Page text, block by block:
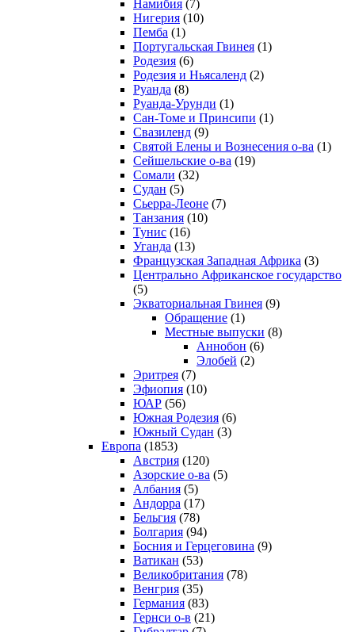
Намибия (7)
Нигерия (10)
Пемба (1)
Португальская Гвинея (1)
Родезия (6)
Родезия и Ньясаленд (2)
Руанда (8)
Руанда-Урунди (1)
Сан-Томе и Принсипи (1)
Свазиленд (9)
Святой Елены и Вознесения о-ва (1)
Сейшельские о-ва (19)
Сомали (32)
Судан (5)
Сьерра-Леоне (7)
Танзания (10)
Тунис (16)
Уганда (13)
Французская Западная Африка (3)
Центрально Африканское государство
(5)
Экваториальная Гвинея (9)
Обращение (1)
Местные выпуски (8)
Аннобон (6)
Элобей (2)
Эритрея (7)
Эфиопия (10)
ЮАР (56)
Южная Родезия (6)
Южный Судан (3)
Европа (1853)
Австрия (120)
Азорские о-ва (5)
Албания (5)
Андорра (17)
Бельгия (78)
Болгария (94)
Босния и Герцеговина (9)
Ватикан (53)
Великобритания (78)
Венгрия (35)
Германия (83)
Гернси о-в (21)